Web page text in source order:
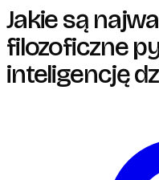
Jakie są
filozoficzne
inteligencję